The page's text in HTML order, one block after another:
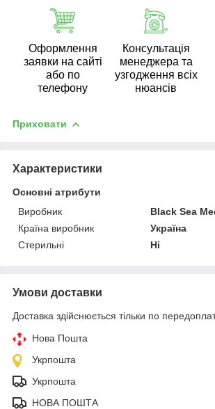
Оформлення
заявки на сайті
або по
телефону
Консультація
менеджера та
узгодження всіх
нюансів
Приховати
Характеристики
Основні атрибути
Виробник
Black Sea
Країна виробник
Україна
Стерильні
Ні
Умови доставки
Доставка здійснюється тільки по
Нова Пошта
Укрпошта
Укрпошта
НОВА ПОШТА